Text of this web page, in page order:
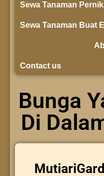
Sewa Tanaman
Sewa Tanaman Buat
Contact us
Bunga
Di